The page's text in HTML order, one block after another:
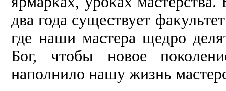
два года существует
где наши мастера щедро
Бог, чтобы новое
наполнило нашу жизнь